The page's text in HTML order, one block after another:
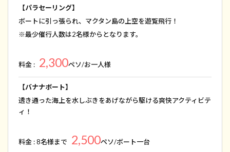
【パラセーリング】
ボートに引っ張られ、マクタン島の上空を遊覧飛行！
※最少催行人数は2名様からとなります。
料金 : 2,300ペソ/お一人様
【バナナボート】
透き通った海上を水しぶきをあげながら駆ける爽快アクティビテ
ィ！
料金 : 8名様まで 2,500ペソ/ボート一台